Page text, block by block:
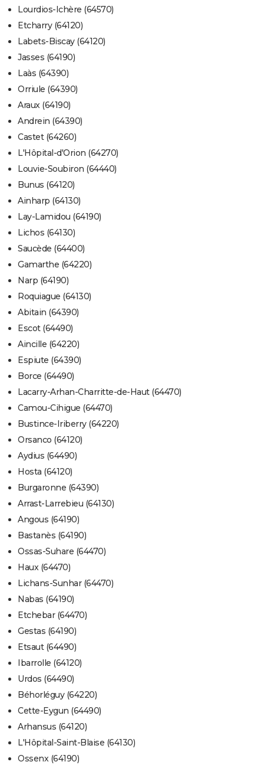
Lourdios-Ichère (64570)
Etcharry (64120)
Labets-Biscay (64120)
Jasses (64190)
Laàs (64390)
Orriule (64390)
Araux (64190)
Andrein (64390)
Castet (64260)
L'Hôpital-d'Orion (64270)
Louvie-Soubiron (64440)
Bunus (64120)
Ainharp (64130)
Lay-Lamidou (64190)
Lichos (64130)
Saucède (64400)
Gamarthe (64220)
Narp (64190)
Roquiague (64130)
Abitain (64390)
Escot (64490)
Aincille (64220)
Espiute (64390)
Borce (64490)
Lacarry-Arhan-Charritte-de-Haut (64470)
Camou-Cihigue (64470)
Bustince-Iriberry (64220)
Orsanco (64120)
Aydius (64490)
Hosta (64120)
Burgaronne (64390)
Arrast-Larrebieu (64130)
Angous (64190)
Bastanès (64190)
Ossas-Suhare (64470)
Haux (64470)
Lichans-Sunhar (64470)
Nabas (64190)
Etchebar (64470)
Gestas (64190)
Etsaut (64490)
Ibarrolle (64120)
Urdos (64490)
Béhorléguy (64220)
Cette-Eygun (64490)
Arhansus (64120)
L'Hôpital-Saint-Blaise (64130)
Ossenx (64190)